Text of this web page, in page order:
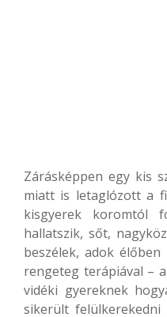
Zárásképpen egy kis
miatt is letaglózott a
kisgyerek koromtól
hallatszik, sőt,
beszélek, adok
rengeteg terápiával –
vidéki gyereknek
sikerült